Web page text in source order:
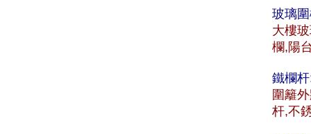
玻璃
大樓
欄,陽
鐵欄
圍籬
杆,不